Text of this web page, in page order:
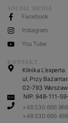
SOCIAL MEDIA
Facebook
Instagram
You Tube
KONTAKT
Klinika L’experta
ul. Przy
02-793
NIP: 948-111-
+48 530 666 966
+48 530 666 466